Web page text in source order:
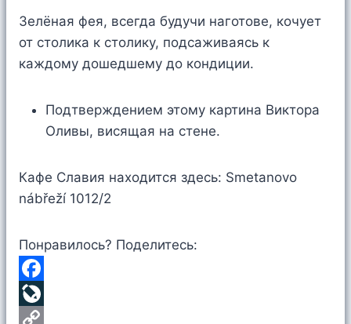
Зелёная фея, всегда будучи наготове, кочует
от столика к столику, подсаживаясь к
каждому дошедшему до кондиции.
Подтверждением этому картина Виктора
Оливы, висящая на стене.
Кафе Славия находится здесь: Smetanovo
nábřeží 1012/2
Понравилось? Поделитесь:
F
a
L